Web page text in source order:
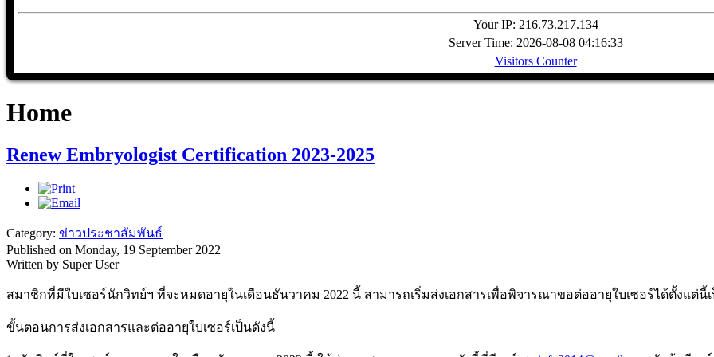
Your IP: 216.73.217.134
Server Time: 2026-08-08 04:16:33
Visitors Counter
Home
Renew Embryologist Certification 2023-2025
Category: ข่าวประชาสัมพันธ์
Published on Monday, 19 September 2022
Written by Super User
สมาชิกที่มีใบเซอร์นักวิทย์ฯ ที่จะหมดอายุในเดือนธันวาคม 2022 นี้ สามารถเริ่มส่งเอกสารเพื่อพิจารณาขอต่ออายุใบเซอร์ได้ตั้งแต่นี้
ขั้นตอนการส่งเอกสารและต่ออายุใบเซอร์เป็นดังนี้